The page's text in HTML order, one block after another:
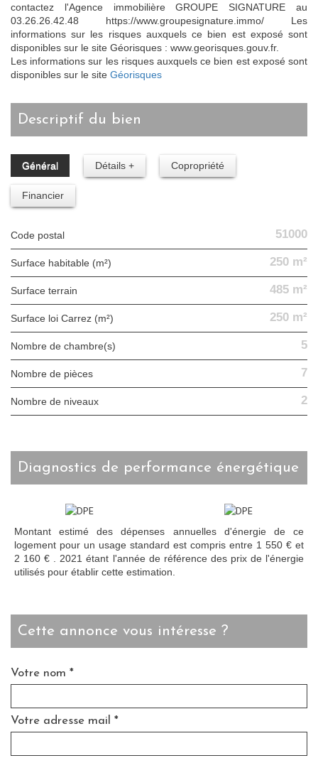
contactez l'Agence immobilière GROUPE SIGNATURE au
03.26.26.42.48 https://www.groupesignature.immo/ Les
informations sur les risques auxquels ce bien est exposé sont
disponibles sur le site Géorisques : www.georisques.gouv.fr.
Les informations sur les risques auxquels ce bien est exposé sont
disponibles sur le site Géorisques
descriptif du bien
Général Détails + Copropriété
Financier
Code postal 51000
Surface habitable (m²) 250 m²
surface terrain 485 m²
Surface loi Carrez (m²) 250 m²
Nombre de chambre(s) 5
Nombre de pièces 7
Nombre de niveaux 2
diagnostics de performance énergétique
Montant estimé des dépenses annuelles d'énergie de ce
logement pour un usage standard est compris entre 1 550 € et
2 160 € . 2021 étant l'année de référence des prix de l'énergie
utilisés pour établir cette estimation.
cette annonce vous intéresse ?
Votre nom *
Votre adresse mail *